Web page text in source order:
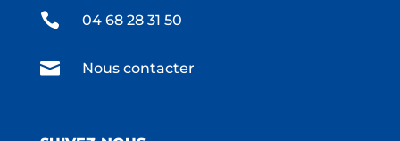
 04 68 28 31 50
 Nous contacter